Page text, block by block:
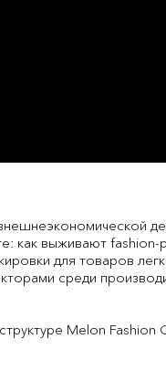
как выживают
для товаров
среди
Melon Fashion